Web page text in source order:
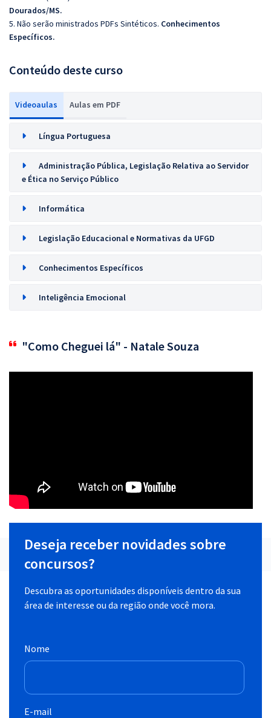
Dourados/MS.
5. Não serão ministrados PDFs Sintéticos. Conhecimentos
Específicos.
Conteúdo deste curso
Videoaulas Aulas em PDF
Língua Portuguesa
Administração Pública, Legislação Relativa ao Servidor
e Ética no Serviço Público
Informática
Legislação Educacional e Normativas da UFGD
Conhecimentos Específicos
Inteligência Emocional
"Como Cheguei lá" - Natale Souza
Deseja receber novidades sobre
concursos?
Descubra as oportunidades disponíveis dentro da sua
área de interesse ou da região onde você mora.
Nome
E-mail